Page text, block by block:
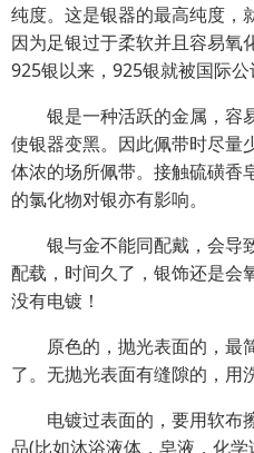
纯度。这是银器的最高纯度，
因为足银过于柔软并且容易氧
925银以来，925银就被国际公
银是一种活跃的金属，容
使银器变黑。因此佩带时尽量
体浓的场所佩带。接触硫磺香
的氯化物对银亦有影响。
银与金不能同配戴，会导
配载，时间久了，银饰还是会
没有电镀！
原色的，抛光表面的，最
了。无抛光表面有缝隙的，用
电镀过表面的，要用软布
品(比如沐浴液体，皂液，化